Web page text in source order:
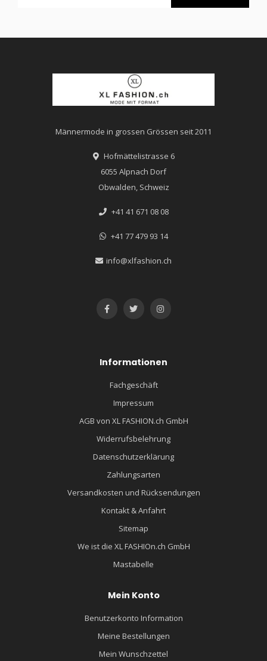
Männermode in grossen Grössen seit 2011
Hofmättelistrasse 6
6055 Alpnach Dorf
Obwalden, Schweiz
+41 41 671 08 08
+41 77 479 93 14
info@xlfashion.ch
Informationen
Fachgeschäft
Impressum
AGB von XL FASHION.ch GmbH
Widerrufsbelehrung
Datenschutzerklärung
Zahlungsarten
Versandkosten und Rücksendungen
Kontakt & Anfahrt
Sitemap
We ist die XL FASHIOn.ch GmbH
Mastabelle
Mein Konto
Benutzerkonto Information
Meine Bestellungen
Mein Wunschzettel